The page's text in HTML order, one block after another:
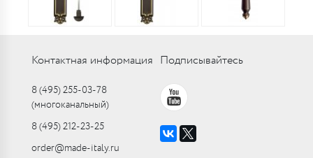
Контактная информация
8 (495) 255-03-78
(многоканальный)
8 (495) 212-23-25
order@made-italy.ru
Подписывайтесь